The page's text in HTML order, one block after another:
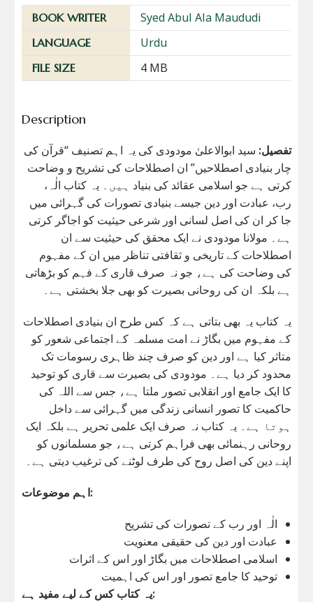
BOOK WRITER Syed Abul Ala Maududi
LANGUAGE Urdu
FILE SIZE 4 MB
Description
تفصیل: سید ابوالاعلیٰ مودودی کی یہ اہم تصنیف “قرآن کی
چار بنیادی اصطلاحیں” ان اصطلاحات کی تشریح و وضاحت
کرتی ہے جو اسلامی عقائد کی بنیاد ہیں۔ یہ کتاب الٰہ،
رب، عبادت اور دین جیسے بنیادی تصورات کی گہرائی میں
جا کر ان کی اصل لسانی اور شرعی حیثیت کو اجاگر کرتی
ہے۔ مولانا مودودی نے ایک محقق کی حیثیت سے ان
اصطلاحات کے تاریخی و ثقافتی تناظر میں ان کے مفہوم
کی وضاحت کی ہے، جو نہ صرف قاری کے فہم کو بڑھاتی
ہے بلکہ ان کی روحانی بصیرت کو بھی جلا بخشتی ہے۔
یہ کتاب یہ بھی بتاتی ہے کہ کس طرح ان بنیادی اصطلاحات
کے مفہوم میں بگاڑ نے امت مسلمہ کے اجتماعی شعور کو
متاثر کیا ہے اور دین کو صرف چند ظاہری رسومات تک
محدود کر دیا ہے۔ مودودی کی بصیرت سے قاری کو توحید
کا ایک جامع اور انقلابی تصور ملتا ہے، جس سے اللہ کی
حاکمیت کا تصور انسانی زندگی میں گہرائی سے داخل
ہوتا ہے۔ یہ کتاب نہ صرف ایک علمی تحریر ہے بلکہ ایک
روحانی رہنمائی بھی فراہم کرتی ہے، جو مسلمانوں کو
اپنے دین کی اصل روح کی طرف لوٹنے کی ترغیب دیتی ہے۔
اہم موضوعات:
الٰہ اور رب کے تصورات کی تشریح
عبادت اور دین کی حقیقی معنویت
اسلامی اصطلاحات میں بگاڑ اور اس کے اثرات
توحید کا جامع تصور اور اس کی اہمیت
یہ کتاب کس کے لیے مفید ہے: